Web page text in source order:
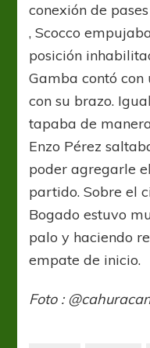
conexión de
, Scocco
posición
Gamba contó
con su brazo.
tapaba de
Enzo Pérez
poder agregarle
partido. Sobre el
Bogado estuvo
palo y haciendo
empate de inicio.
Foto :